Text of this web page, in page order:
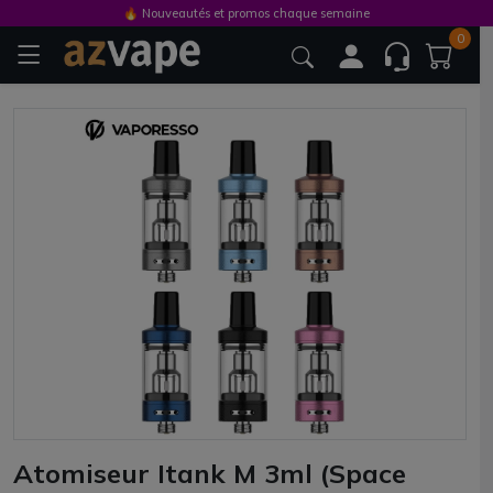
0
Atomiseur Itank M 3ml (Space
🔥 Nouveautés et promos chaque semaine